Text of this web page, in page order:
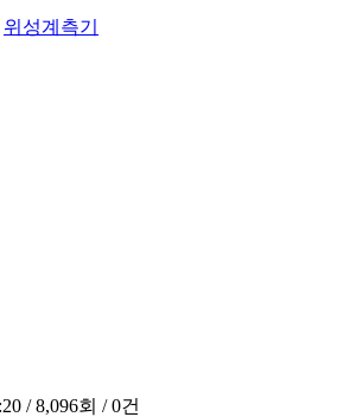
위성계측기
/ 8,096회 / 0건